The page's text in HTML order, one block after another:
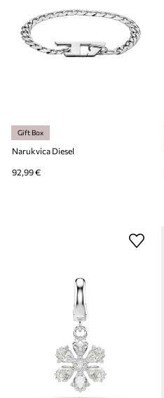
Gift Box
Narukvica Diesel
92,99 €